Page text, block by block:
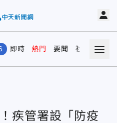
即時 熱門 要聞 社會 娛樂
疾管署設「防疫